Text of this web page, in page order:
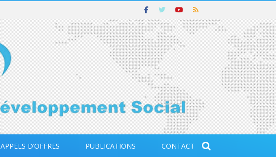
APPELS D’OFFRES PUBLICATIONS CONTACT